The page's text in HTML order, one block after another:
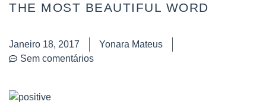
THE MOST BEAUTIFUL WORD
Janeiro 18, 2017
Yonara Mateus
Sem comentários